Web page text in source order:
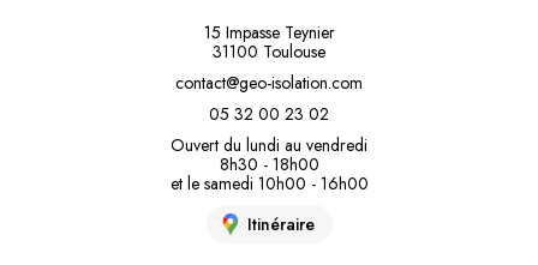
15 Impasse Teynier
31100 Toulouse
contact@geo-isolation.com
05 32 00 23 02
Ouvert du lundi au vendredi
8h30 - 18h00
et le samedi 10h00 - 16h00
Itinéraire